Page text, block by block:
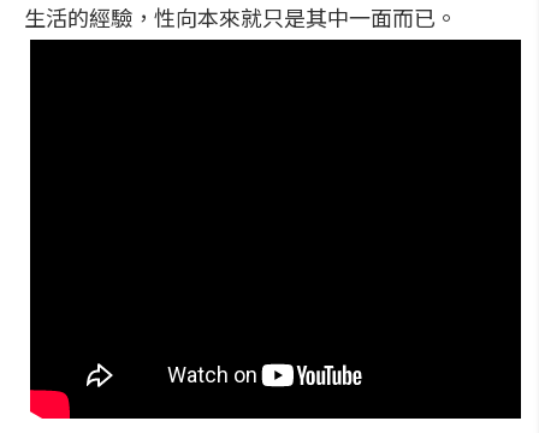
生活的經驗，性向本來就只是其中一面而已。